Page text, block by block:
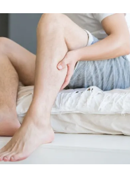
Deinen Muskelaufbau
einfach nur schläfst.
zu sein? Tatsächlich